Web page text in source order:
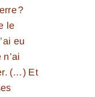
?
le
eu
(…) Et